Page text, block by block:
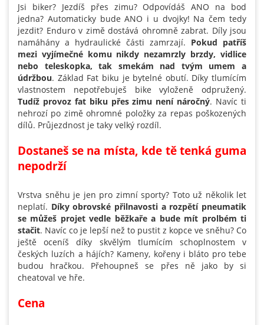
Jsi biker? Jezdíš přes zimu? Odpovídáš ANO na bod
jedna? Automaticky bude ANO i u dvojky! Na čem tedy
jezdit? Enduro v zimě dostává ohromně zabrat. Díly jsou
namáhány a hydraulické části zamrzají. Pokud patříš
mezi vyjímečné komu nikdy nezamrzly brzdy, vidlice
nebo teleskopka, tak smekám nad tvým umem a
údržbou. Základ Fat biku je bytelné obutí. Díky tlumícím
vlastnostem nepotřebuješ bike vyloženě odpružený.
Tudíž provoz fat biku přes zimu není náročný. Navíc ti
nehrozí po zimě ohromné položky za repas poškozených
dílů. Průjezdnost je taky velký rozdíl.
Dostaneš se na místa, kde tě tenká guma
nepodrží
Vrstva sněhu je jen pro zimní sporty? Toto už několik let
neplatí. Díky obrovské přilnavosti a rozpětí pneumatik
se můžeš projet vedle běžkaře a bude mít prolbém ti
stačit. Navíc co je lepší než to pustit z kopce ve sněhu? Co
ještě oceníš díky skvělým tlumícím schoplnostem v
českých luzích a hájích? Kameny, kořeny i bláto pro tebe
budou hračkou. Přehoupneš se přes ně jako by si
cheatoval ve hře.
Cena